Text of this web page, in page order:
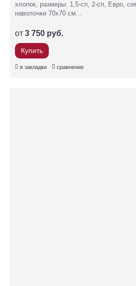
хлопок, размеры: 1,5-сп, 2-сп, Евро,
наволочки 70х70 см...
от 3 750 руб.
Купить
в закладки сравнение